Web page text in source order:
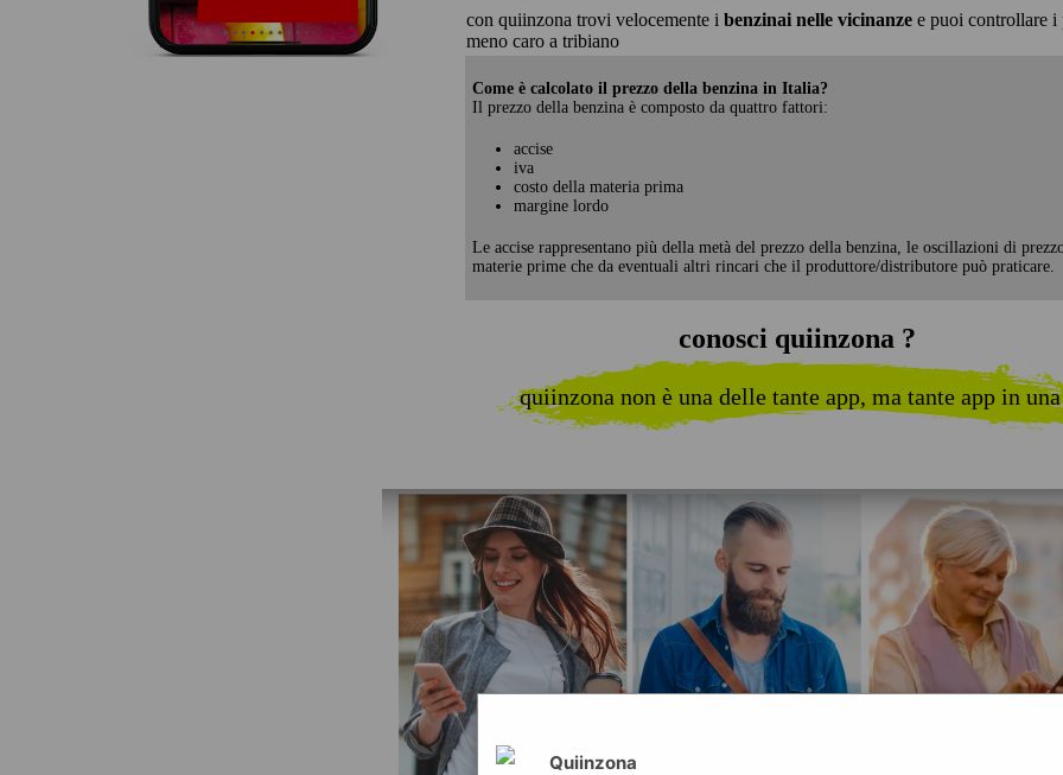
con quiinzona trovi velocemente i benzinai nelle vicinanze e puoi controllare i
meno caro a tribiano
Come è calcolato il prezzo della benzina in Italia?
Il prezzo della benzina è composto da quattro fattori:
accise
iva
costo della materia prima
margine lordo
Le accise rappresentano più della metà del prezzo della benzina, le oscillazioni di
materie prime che da eventuali altri rincari che il produttore/distributore può praticare.
conosci quiinzona ?
quiinzona non è una delle tante app, ma tante app in
Quiinzona